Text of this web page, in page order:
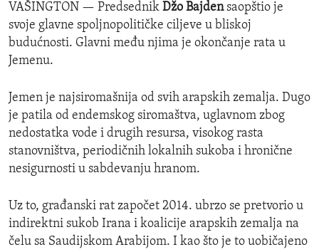
VAŠINGTON — Predsednik Džo Bajdensaopštio je
svoje glavne spoljnopolitičke ciljeve u bliskoj
budućnosti. Glavni među njima je okončanje rata u
Jemenu.
Jemen je najsiromašnija od svih arapskih zemalja. Dugo
je patila od endemskog siromaštva, uglavnom zbog
nedostatka vode i drugih resursa, visokog rasta
stanovništva, periodičnih lokalnih sukoba i hronične
nesigurnosti u sabdevanju hranom.
Uz to, građanski rat započet 2014. ubrzo se pretvorio u
indirektni sukob Irana i koalicije arapskih zemalja na
čelu sa Saudijskom Arabijom. I kao što je to uobičajeno